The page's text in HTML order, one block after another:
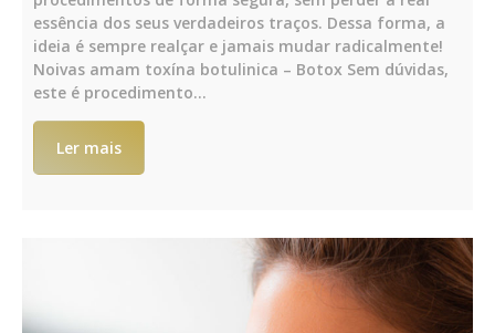
essência dos seus verdadeiros traços. Dessa forma, a
ideia é sempre realçar e jamais mudar radicalmente!
Noivas amam toxína botulinica – Botox Sem dúvidas,
este é procedimento…
Ler mais